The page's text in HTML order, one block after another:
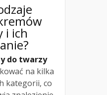
i ich
do twarzy
na kilka
kategorii, co